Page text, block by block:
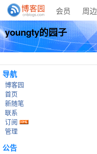
会员 周边
youngty的园子
导航
博客园
首页
新随笔
联系
订阅
管理
公告